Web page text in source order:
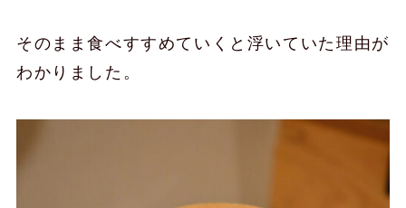
そのまま食べすすめていくと浮いていた理由が
わかりました。